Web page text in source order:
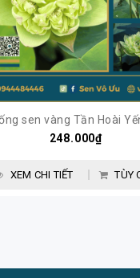
sen vàng Tần Hoài
Sen Vô Ưu
248.000₫
XEM CHI TIẾT TÙY